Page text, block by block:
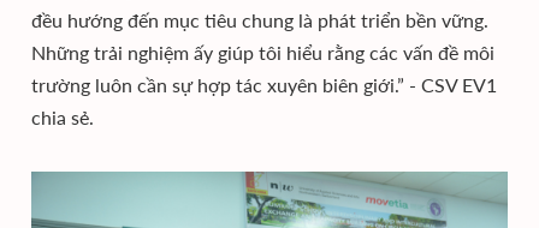
đều hướng đến mục tiêu chung là phát triển bền vững.
Những trải nghiệm ấy giúp tôi hiểu rằng các vấn đề môi
trường luôn cần sự hợp tác xuyên biên giới.” - CSV EV1
chia sẻ.